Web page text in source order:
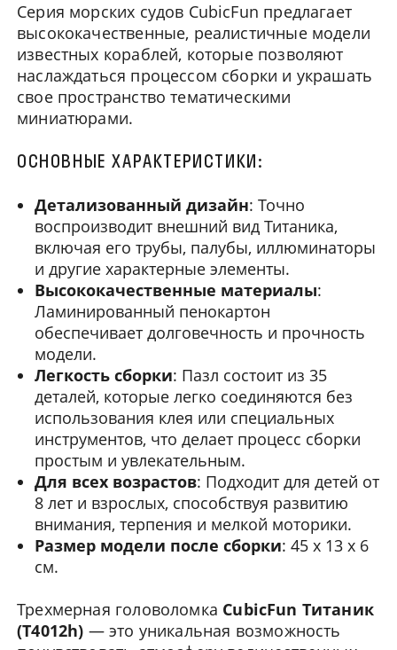
Серия морских судов CubicFun предлагает
высококачественные, реалистичные модели
известных кораблей, которые позволяют
наслаждаться процессом сборки и украшать
свое пространство тематическими
миниатюрами.
ОСНОВНЫЕ ХАРАКТЕРИСТИКИ:
Детализованный дизайн: Точно
воспроизводит внешний вид Титаника,
включая его трубы, палубы, иллюминаторы
и другие характерные элементы.
Высококачественные материалы:
Ламинированный пенокартон
обеспечивает долговечность и прочность
модели.
Легкость сборки: Пазл состоит из 35
деталей, которые легко соединяются без
использования клея или специальных
инструментов, что делает процесс сборки
простым и увлекательным.
Для всех возрастов: Подходит для детей от
8 лет и взрослых, способствуя развитию
внимания, терпения и мелкой моторики.
Размер модели после сборки: 45 х 13 х 6
см.
Трехмерная головоломка CubicFun Титаник
(T4012h) — это уникальная возможность